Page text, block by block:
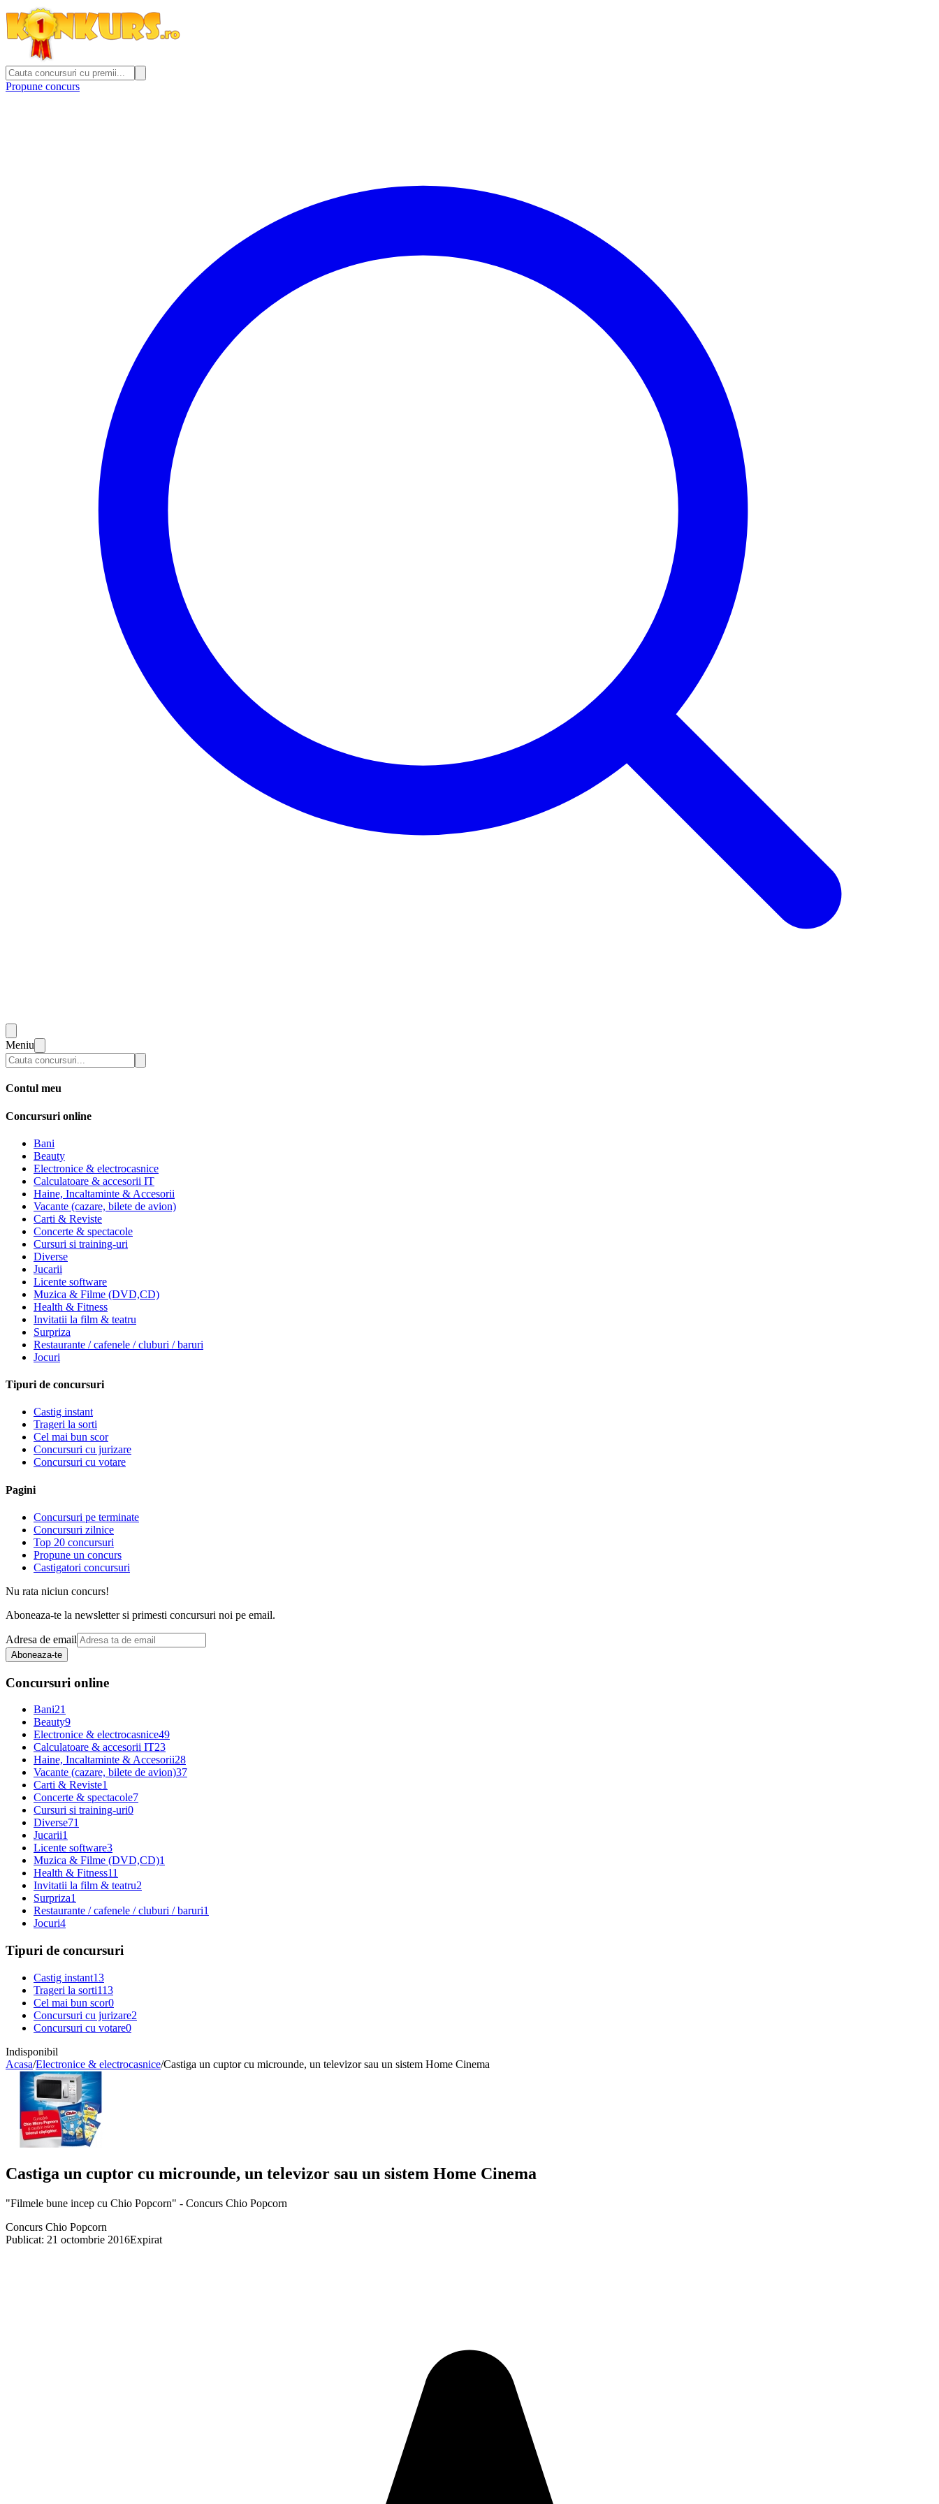
Propune concurs
Meniu
Contul meu
Concursuri online
Bani
Beauty
Electronice & electrocasnice
Calculatoare & accesorii IT
Haine, Incaltaminte & Accesorii
Vacante (cazare, bilete de avion)
Carti & Reviste
Concerte & spectacole
Cursuri si training-uri
Diverse
Jucarii
Licente software
Muzica & Filme (DVD,CD)
Health & Fitness
Invitatii la film & teatru
Surpriza
Restaurante / cafenele / cluburi / baruri
Jocuri
Tipuri de concursuri
Castig instant
Trageri la sorti
Cel mai bun scor
Concursuri cu jurizare
Concursuri cu votare
Pagini
Concursuri pe terminate
Concursuri zilnice
Top 20 concursuri
Propune un concurs
Castigatori concursuri
Nu rata niciun concurs!
Aboneaza-te la newsletter si primesti concursuri noi pe email.
Adresa de email
Aboneaza-te
Concursuri online
Bani21
Beauty9
Electronice & electrocasnice49
Calculatoare & accesorii IT23
Haine, Incaltaminte & Accesorii28
Vacante (cazare, bilete de avion)37
Carti & Reviste1
Concerte & spectacole7
Cursuri si training-uri0
Diverse71
Jucarii1
Licente software3
Muzica & Filme (DVD,CD)1
Health & Fitness11
Invitatii la film & teatru2
Surpriza1
Restaurante / cafenele / cluburi / baruri1
Jocuri4
Tipuri de concursuri
Castig instant13
Trageri la sorti113
Cel mai bun scor0
Concursuri cu jurizare2
Concursuri cu votare0
Indisponibil
Acasa/Electronice & electrocasnice/Castiga un cuptor cu microunde, un televizor sau un sistem Home Cinema
Castiga un cuptor cu microunde, un televizor sau un sistem Home Cinema
"Filmele bune incep cu Chio Popcorn" - Concurs Chio Popcorn
Concurs Chio Popcorn
Publicat: 21 octombrie 2016Expirat